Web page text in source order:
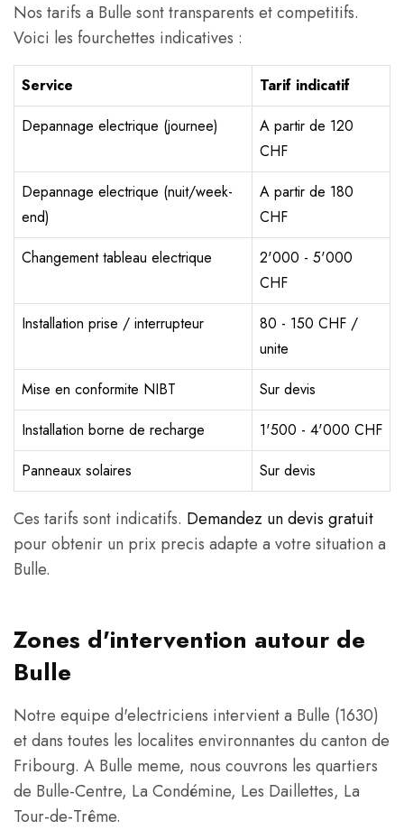
Nos tarifs a Bulle sont transparents et competitifs.
Voici les fourchettes indicatives :
Service
Tarif indicatif
Depannage electrique (journee)
A partir de 120
CHF
Depannage electrique (nuit/week-
end)
A partir de 180
CHF
Changement tableau electrique
2'000 - 5'000
CHF
Installation prise / interrupteur
80 - 150 CHF /
unite
Mise en conformite NIBT
Sur devis
Installation borne de recharge
1'500 - 4'000 CHF
Panneaux solaires
Sur devis
Ces tarifs sont indicatifs. Demandez un devis gratuit
pour obtenir un prix precis adapte a votre situation a
Bulle.
Zones d'intervention autour de
Bulle
Notre equipe d'electriciens intervient a Bulle (1630)
et dans toutes les localites environnantes du canton de
Fribourg. A Bulle meme, nous couvrons les quartiers
de Bulle-Centre, La Condémine, Les Daillettes, La
Tour-de-Trême.